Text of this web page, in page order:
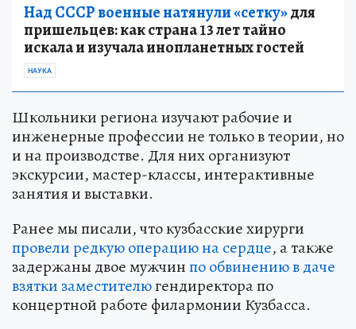
Над СССР военные натянули «сетку»для
пришельцев: как страна 13 лет тайно
искала и изучала инопланетных гостей
НАУКА
Школьники региона изучают рабочие и
инженерные профессии не только в теории, но
и на производстве. Для них организуют
экскурсии, мастер-классы, интерактивные
занятия и выставки.
Ранее мы писали, что кузбасские хирурги
провели редкую операцию на сердце, а также
задержаны двое мужчинпо обвинению в даче
взятки заместителюгендиректора по
концертной работе филармонии Кузбасса.